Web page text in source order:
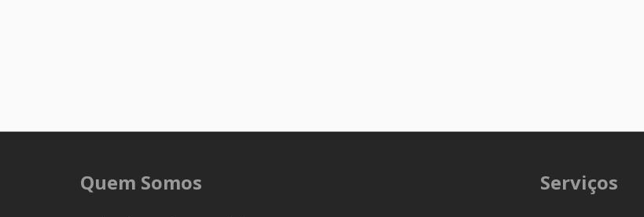
Quem Somos Serviços